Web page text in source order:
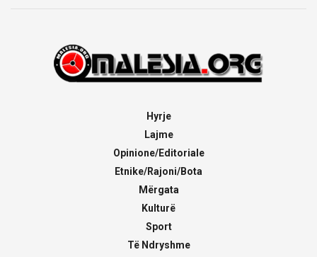
Hyrje
Lajme
Opinione/Editoriale
Etnike/Rajoni/Bota
Mërgata
Kulturë
Sport
Të Ndryshme